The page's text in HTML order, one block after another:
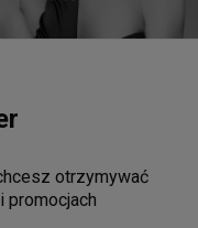
otrzymywać
promocjach